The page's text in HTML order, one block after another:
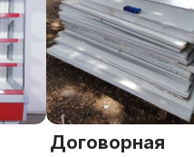
Договорная